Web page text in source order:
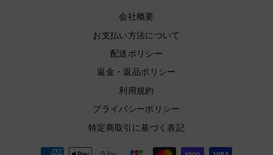
会社概要
お支払い方法について
配送ポリシー
返金・返品ポリシー
利用規約
プライバシーポリシー
特定商取引に基づく表記